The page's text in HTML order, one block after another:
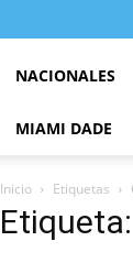
NACIONALES
MIAMI DADE
Inicio Etiquetas